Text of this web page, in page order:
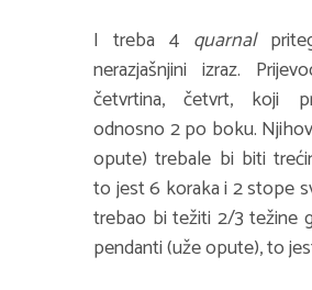
I treba 4 quarnal
nerazjašnjini izraz.
četvrtina, četvrt, koji
odnosno 2 po boku.
opute) trebale bi biti
to jest 6 koraka i 2 stope
trebao bi težiti 2/3 težine
pendanti (uže opute), to